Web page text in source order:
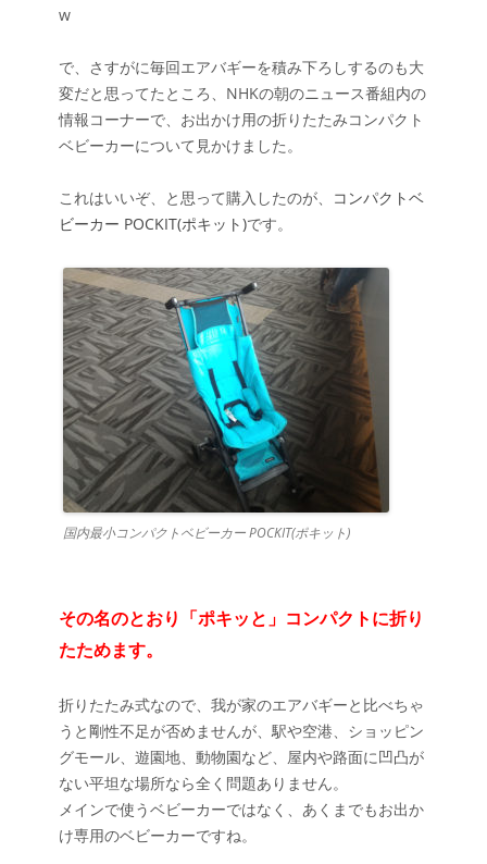
w
で、さすがに毎回エアバギーを積み下ろしするのも大
変だと思ってたところ、NHKの朝のニュース番組内の
情報コーナーで、お出かけ用の折りたたみコンパクト
ベビーカーについて見かけました。
これはいいぞ、と思って購入したのが、
コンパクトベ
ビーカー POCKIT(ポキット)です。
国内最小コンパクトベビーカー POCKIT(ポキット)
その名のとおり「ポキッと」コンパクトに折り
たためます。
折りたたみ式なので、我が家のエアバギーと比べちゃ
うと剛性不足が否めませんが、駅や空港、ショッピン
グモール、遊園地、動物園など、屋内や路面に凹凸が
ない平坦な場所なら全く問題ありません。
メインで使うベビーカーではなく、あくまでもお出か
け専用のベビーカーですね。